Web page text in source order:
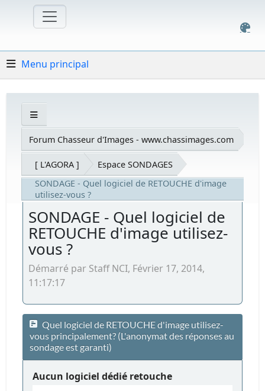
Menu principal
Forum Chasseur d'Images - www.chassimages.com
[ L'AGORA ]
Espace SONDAGES
SONDAGE - Quel logiciel de RETOUCHE d'image
utilisez-vous ?
SONDAGE - Quel logiciel de
RETOUCHE d'image utilisez-
vous ?
Démarré par Staff NCI, Février 17, 2014,
11:17:17
Quel logiciel de RETOUCHE d'image utilisez-
vous principalement? (L'anonymat des réponses au
sondage est garanti)
Aucun logiciel dédié retouche